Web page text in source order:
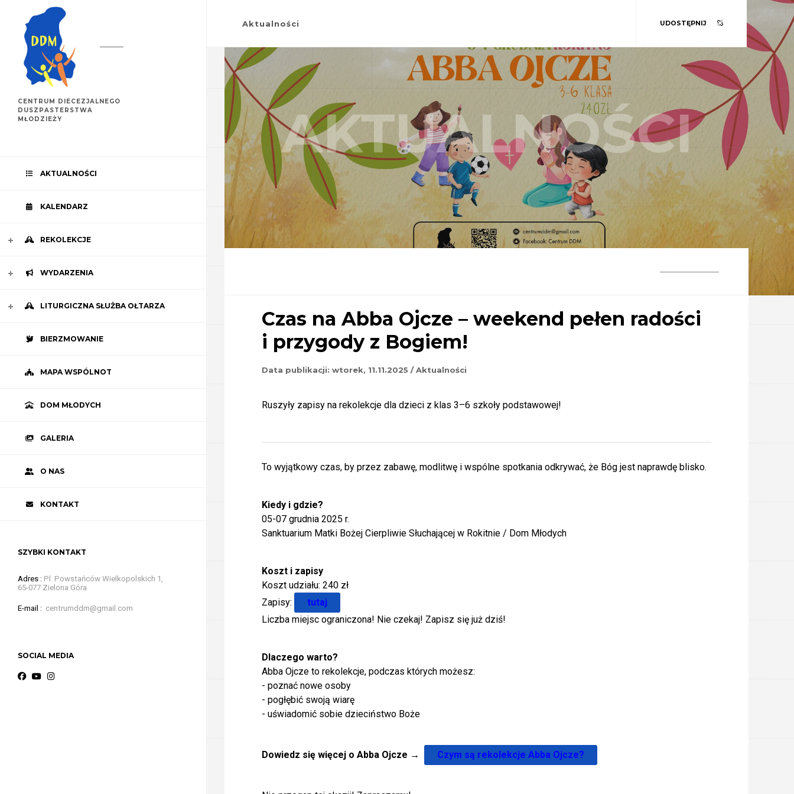
CENTRUM DIECEZJALNEGO
DUSZPASTERSTWA
MŁODZIEŻY
AKTUALNOŚCI
KALENDARZ
REKOLEKCJE
WYDARZENIA
LITURGICZNA SŁUŻBA OŁTARZA
BIERZMOWANIE
MAPA WSPÓLNOT
DOM MŁODYCH
GALERIA
O NAS
KONTAKT
SZYBKI KONTAKT
Adres
Pl. Powstańców Wielkopolskich 1,
65-077 Zielona Góra
E-mail centrumddm@gmail.com
SOCIAL MEDIA
Aktualności UDOSTĘPNIJ
AKTUALNOŚCI
Czas na Abba Ojcze – weekend pełen radości
i przygody z Bogiem!
Data publikacji:wtorek, 11.11.2025 / Aktualności
Ruszyły zapisy na rekolekcje dla dzieci z klas 3–6 szkoły podstawowej!
To wyjątkowy czas, by przez zabawę, modlitwę i wspólne spotkania odkrywać, że Bóg jest naprawdę blisko.
Kiedy i gdzie?
05-07 grudnia 2025 r.
Sanktuarium Matki Bożej Cierpliwie Słuchającej w Rokitnie / Dom Młodych
Koszt i zapisy
Koszt udziału: 240 zł
Zapisy:
tutaj
Liczba miejsc ograniczona! Nie czekaj! Zapisz się już dziś!
Dlaczego warto?
Abba Ojcze to rekolekcje, podczas których możesz:
- poznać nowe osoby
- pogłębić swoją wiarę
- uświadomić sobie dzieciństwo Boże
Dowiedz się więcej o Abba Ojcze → Czym są rekolekcje Abba Ojcze?